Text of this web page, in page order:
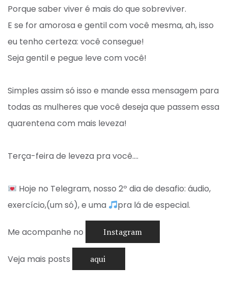
Porque saber viver é mais do que sobreviver.⁣
E se for amorosa e gentil com você mesma, ah, isso
eu tenho certeza: você consegue! ⁣
Seja gentil e pegue leve com você! ⁣
Simples assim só isso e mande essa mensagem para
todas as mulheres que você deseja que passem essa
quarentena com mais leveza! ⁣
Terça-feira de leveza pra você….⁣
Hoje no Telegram, nosso 2º dia de desafio: áudio,
exercício,(um só), e uma
pra lá de especial. ⁣
Me acompanhe no Instagram
Veja mais posts aqui